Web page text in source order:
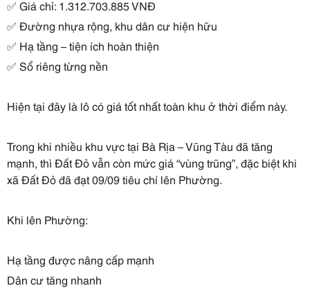
✅ Giá chỉ: 1.312.703.885 VNĐ
✅ Đường nhựa rộng, khu dân cư hiện hữu
✅ Hạ tầng – tiện ích hoàn thiện
✅ Sổ riêng từng nền
Hiện tại đây là lô có giá tốt nhất toàn khu ở thời điểm này.
Trong khi nhiều khu vực tại Bà Rịa – Vũng Tàu đã tăng
mạnh, thì Đất Đỏ vẫn còn mức giá “vùng trũng”, đặc biệt khi
xã Đất Đỏ đã đạt 09/09 tiêu chí lên Phường.
Khi lên Phường:
Hạ tầng được nâng cấp mạnh
Dân cư tăng nhanh